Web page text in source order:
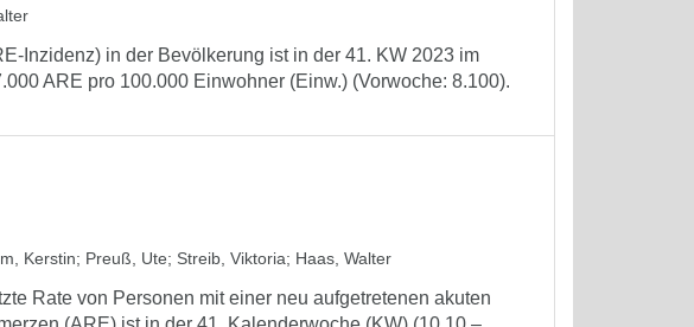
Inzidenz) in der Bevölkerung ist in der 41. KW 2023 im
ARE pro 100.000 Einwohner (Einw.) (Vorwoche: 8.100).
Kerstin; Preuß, Ute; Streib, Viktoria; Haas, Walter
Rate von Personen mit einer neu aufgetretenen akuten